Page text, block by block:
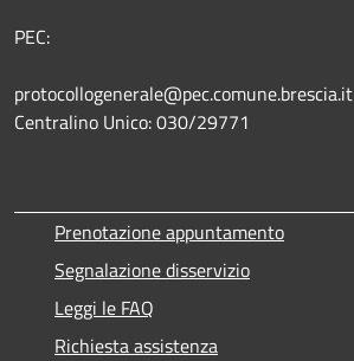
PEC:
protocollogenerale@pec.comune.brescia.it
Centralino Unico: 030/29771
Prenotazione appuntamento
Segnalazione disservizio
Leggi le FAQ
Richiesta assistenza